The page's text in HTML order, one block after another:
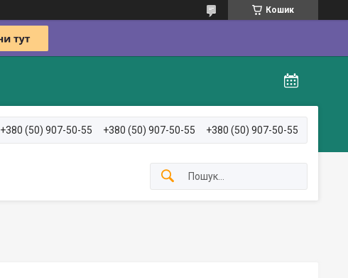
Кошик
+380 (50) 907-50-55 +380 (50) 907-50-55 +380 (50) 907-50-55